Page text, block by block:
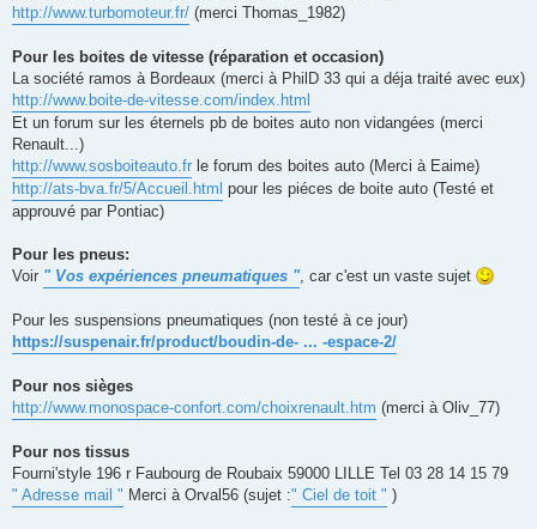
http://www.turbomoteur.fr/ (merci Thomas_1982)
Pour les boites de vitesse (réparation et occasion)
La société ramos à Bordeaux (merci à PhilD 33 qui a déja traité avec eux)
http://www.boite-de-vitesse.com/index.html
Et un forum sur les éternels pb de boites auto non vidangées (merci
Renault...)
http://www.sosboiteauto.fr le forum des boites auto (Merci à Eaime)
http://ats-bva.fr/5/Accueil.html pour les piéces de boite auto (Testé et
approuvé par Pontiac)
Pour les pneus:
Voir " Vos expériences pneumatiques ", car c'est un vaste sujet
Pour les suspensions pneumatiques (non testé à ce jour)
https://suspenair.fr/product/boudin-de- ... -espace-2/
Pour nos sièges
http://www.monospace-confort.com/choixrenault.htm (merci à Oliv_77)
Pour nos tissus
Fourni'style 196 r Faubourg de Roubaix 59000 LILLE Tel 03 28 14 15 79
" Adresse mail " Merci à Orval56 (sujet :" Ciel de toit " )